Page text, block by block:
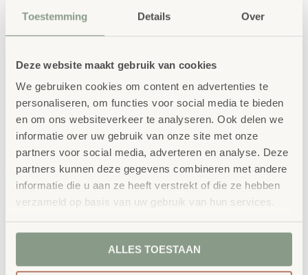
Toestemming Details Over
Deze website maakt gebruik van cookies
We gebruiken cookies om content en advertenties te
personaliseren, om functies voor social media te bieden
en om ons websiteverkeer te analyseren. Ook delen we
informatie over uw gebruik van onze site met onze
partners voor social media, adverteren en analyse. Deze
partners kunnen deze gegevens combineren met andere
informatie die u aan ze heeft verstrekt of die ze hebben
verzameld op basis van uw gebruik van hun services.
ALLES TOESTAAN
Waarom School Concept?
Maatwerk: ieder project start vanuit uw idee
en onze ervaring
Kwaliteit: al ons school- en
kinderopvangmeubilair is uitvoerig getest en
voldoet aan GS- en TÜV-keuringen
Duurzaamheid: wij werken met circulaire
producten, waaronder onzeOneWood-lijnvan
100% FSC-gecertificeerd Scandinavisch hout.
Daarnaast zelfs voorzien van het
Extra informatie